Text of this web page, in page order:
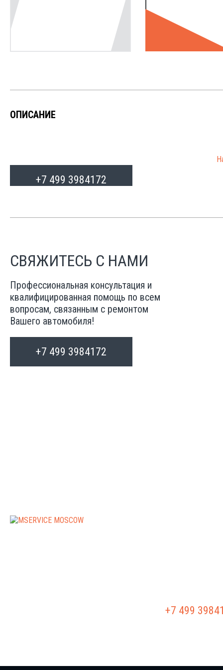
ОПИСАНИЕ
+7 499 3984172
СВЯЖИТЕСЬ С НАМИ
Профессиональная консультация и
квалифицированная помощь по всем
вопросам, связанным с ремонтом
Вашего автомобиля!
+7 499 3984172
+7 499